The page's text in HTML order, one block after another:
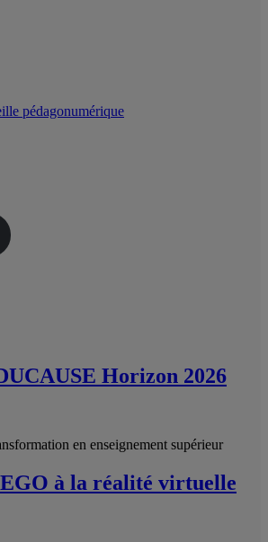
pédagonumérique
Horizon 2026
en enseignement supérieur
à la réalité virtuelle